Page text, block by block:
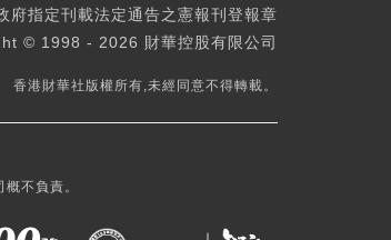
府指定刊載法定通告之憲報刊登報章
© 1998 - 2026 財華控股有限公司
香港財華社版權所有,未經同意不得轉載。
不負責。